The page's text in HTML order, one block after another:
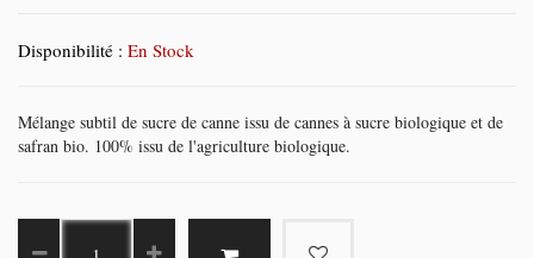
Disponibilité : En Stock
Mélange subtil de sucre de canne issu de cannes à sucre biologique et de
safran bio. 100% issu de l'agriculture biologique.